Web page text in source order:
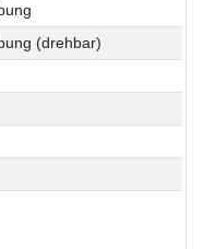
(drehbar)